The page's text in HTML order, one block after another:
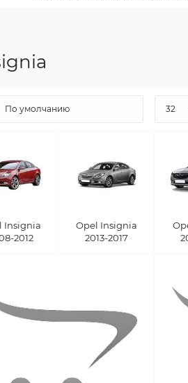
Insignia
2012
Opel Insignia
2013-2017